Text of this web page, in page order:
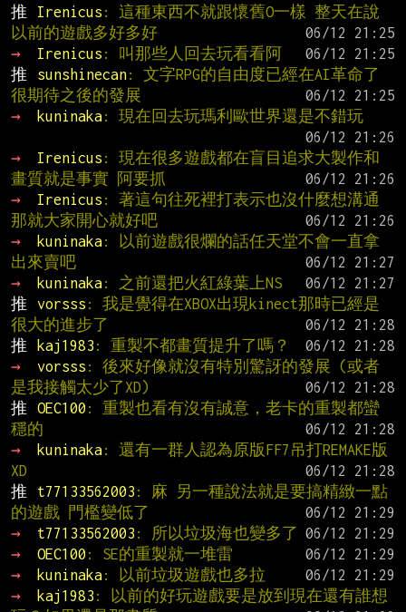
推
Irenicus : 這種東西不就跟懷舊O一樣 整天在說
以前的遊戲多好多好
→
Irenicus : 叫那些人回去玩看看阿
推
sunshinecan: 文字RPG的自由度已經在AI革命了
很期待之後的發展
→
kuninaka: 現在回去玩瑪利歐世界還是不錯玩
→
Irenicus : 現在很多遊戲都在盲目追求大製作和
畫質就是事實 阿要抓
→
Irenicus : 著這句往死裡打表示也沒什麼想溝通
那就大家開心就好吧
→
kuninaka: 以前遊戲很爛的話任天堂不會一直拿
出來賣吧
→
kuninaka: 之前還把火紅綠葉上NS
推
vorsss : 我是覺得在XBOX出現kinect那時已經是
很大的進步了
推
kaj1983 : 重製不都畫質提升了嗎？
→
vorsss : 後來好像就沒有特別驚訝的發展 (或者
是我接觸太少了XD)
推
OEC100 : 重製也看有沒有誠意，老卡的重製都蠻
穩的
→
kuninaka: 還有一群人認為原版FF7吊打REMAKE版
XD
推
t77133562003 : 麻 另一種說法就是要搞精緻一點
的遊戲 門檻變低了
→
t77133562003 : 所以垃圾海也變多了
→
OEC100 : SE的重製就一堆雷
→
kuninaka: 以前垃圾遊戲也多拉
→
kaj1983 : 以前的好玩遊戲要是放到現在還有誰想